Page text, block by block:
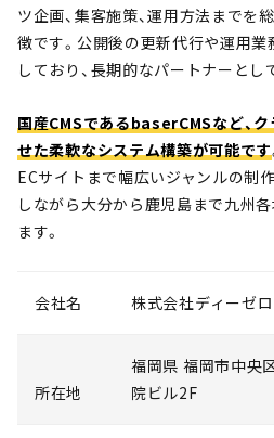
ツ企画、集客施策、運用方法までを
徴です。公開後の更新代行や運用
しており、長期的なパートナーとし
国産CMSであるbaserCMSなど、
せた柔軟なシステム構築が可能です
ECサイトまで幅広いジャンルの制
しながら大分から鹿児島まで九州
ます。
会社名 株式会社ディーゼロ
所在地
福岡県 福岡市中央
院ビル2F